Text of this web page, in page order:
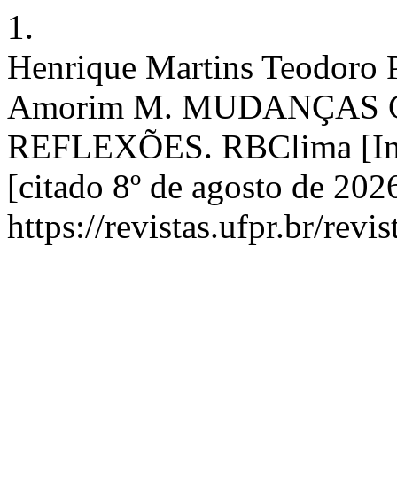
1.
Henrique Martins Teodoro
Amorim M.
REFLEXÕES. RBClima
[citado 8º de agosto de
https://revistas.ufpr.br/